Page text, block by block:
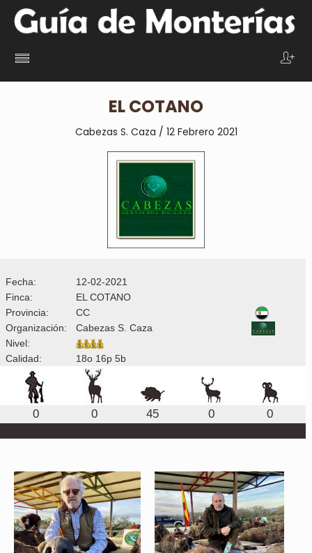
EL COTANO
Cabezas S. Caza / 12 Febrero 2021
Fecha:
12-02-2021
Finca:
EL COTANO
Provincia:
CC
Organización:
Cabezas S. Caza
Nivel:
Calidad:
18o 16p 5b
0 0 45 0 0